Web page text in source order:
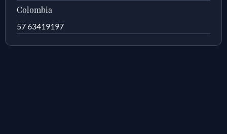
Colombia
57 63419197